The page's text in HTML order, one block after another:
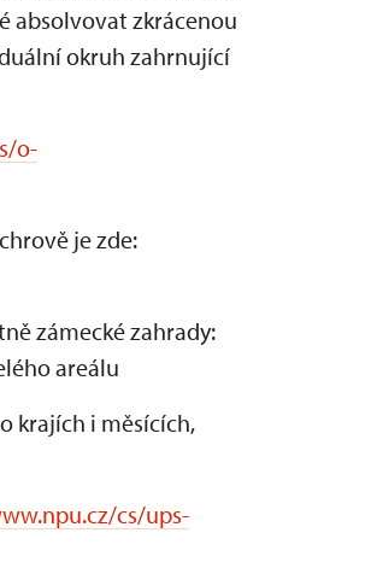
absolvovat zkrácenou
okruh zahrnující
o-
je zde:
zámecké zahrady:
areálu
krajích i měsících,
cs/ups-